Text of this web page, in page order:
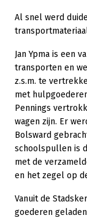
Al snel werd
Jan Ypma is een
transporten en
z.s.m. te
met
Pennings
wagen zijn. Er
Bolsward
schoolspullen is
met de
en het zegel op
Vanuit de
goederen